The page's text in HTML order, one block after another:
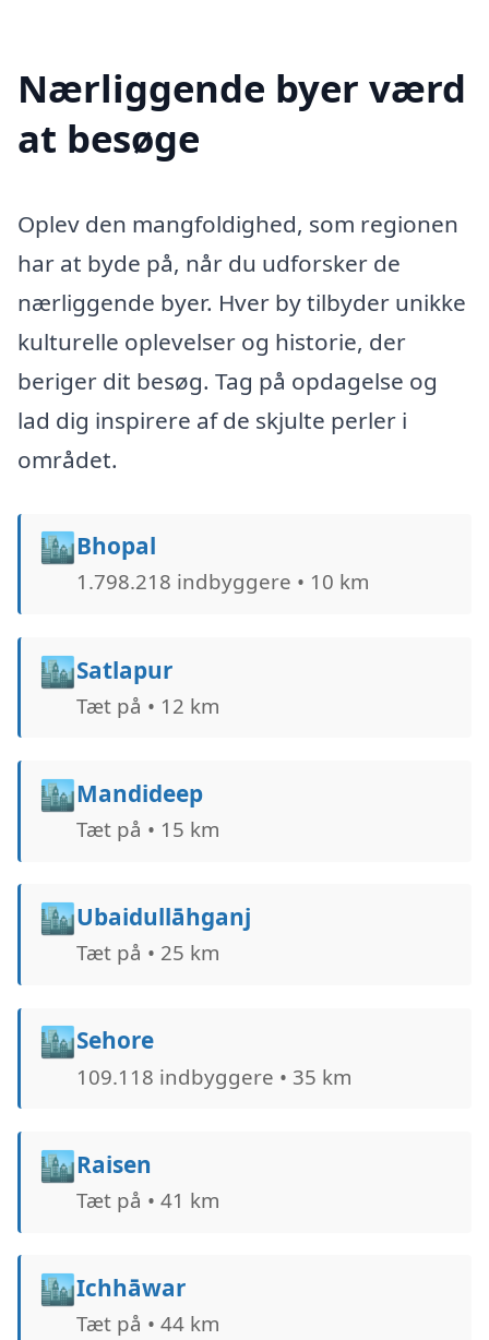
Nærliggende byer værd
at besøge
Oplev den mangfoldighed, som regionen
har at byde på, når du udforsker de
nærliggende byer. Hver by tilbyder unikke
kulturelle oplevelser og historie, der
beriger dit besøg. Tag på opdagelse og
lad dig inspirere af de skjulte perler i
området.
🏙️Bhopal
1.798.218 indbyggere • 10 km
🏙️Satlapur
Tæt på • 12 km
🏙️Mandideep
Tæt på • 15 km
🏙️Ubaidullāhganj
Tæt på • 25 km
🏙️Sehore
109.118 indbyggere • 35 km
🏙️Raisen
Tæt på • 41 km
🏙️Ichhāwar
Tæt på • 44 km